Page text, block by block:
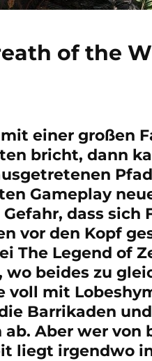
of the
einer großen
bricht, dann
Gameplay
dass sich
vor den Kopf
The Legend of
beides zu
voll mit
Barrikaden
Aber wer von
liegt irgendwo